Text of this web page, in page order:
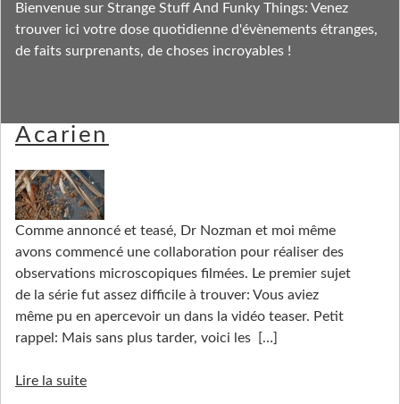
Fil des commentaires
Acarien
Comme annoncé et teasé, Dr Nozman et moi même
avons commencé une collaboration pour réaliser des
observations microscopiques filmées. Le premier sujet
de la série fut assez difficile à trouver: Vous aviez
même pu en apercevoir un dans la vidéo teaser. Petit
rappel: Mais sans plus tarder, voici les
[…]
Lire la suite
Bienvenue sur Strange Stuff And Funky Things: Venez
trouver ici votre dose quotidienne d'évènements étranges,
de faits surprenants, de choses incroyables !